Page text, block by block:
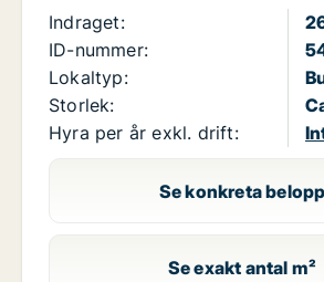
Indraget:
ID-nummer:
Lokaltyp:
Storlek:
Hyra per år exkl. drift:
Se konkreta belopp
Se exakt antal m²